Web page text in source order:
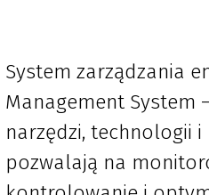
System zarządzania
Management System
narzędzi, technologii
pozwalają na